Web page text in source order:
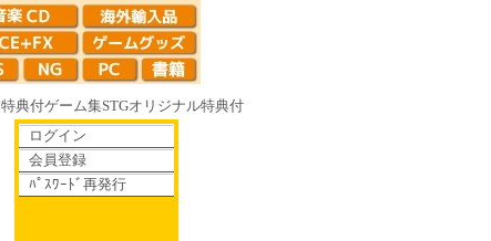
典付ゲーム集STGオリジナル特典付
ログイン
会員登録
ﾊﾟｽﾜｰﾄﾞ再発行